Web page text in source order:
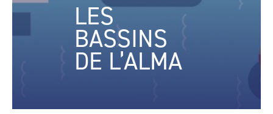
LES
BASSINS
DE L’ALMA